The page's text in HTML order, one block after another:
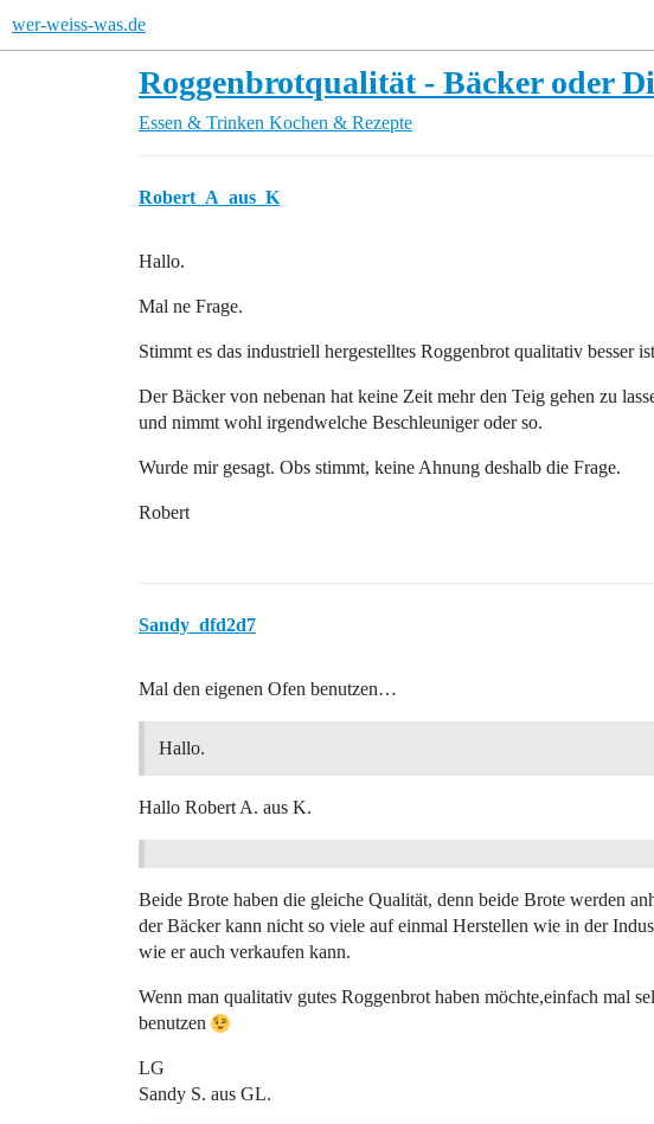
wer-weiss-was.de
Roggenbrotqualität - Bäcker oder
Essen & Trinken Kochen & Rezepte
Robert_A_aus_K
Hallo.
Mal ne Frage.
Stimmt es das industriell hergestelltes Roggenbrot qualitativ besser
Der Bäcker von nebenan hat keine Zeit mehr den Teig gehen zu
und nimmt wohl irgendwelche Beschleuniger oder so.
Wurde mir gesagt. Obs stimmt, keine Ahnung deshalb die Frage.
Robert
Sandy_dfd2d7
Mal den eigenen Ofen benutzen…
Hallo.
Hallo Robert A. aus K.
Beide Brote haben die gleiche Qualität, denn beide Brote werden
der Bäcker kann nicht so viele auf einmal Herstellen wie in der
wie er auch verkaufen kann.
Wenn man qualitativ gutes Roggenbrot haben möchte,einfach mal
benutzen
LG
Sandy S. aus GL.